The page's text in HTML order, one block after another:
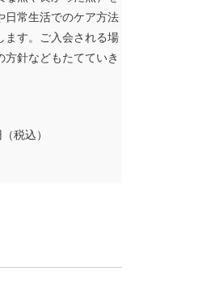
日常生活でのケア方法
ます。ご入会される場
針などもたてていき
税込）